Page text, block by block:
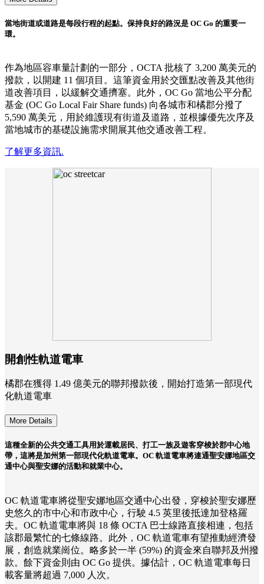
當地街道或道路是每段行程的起點。保持良好的路況是 OC Go 的重要一
環。
作為地區容車量計劃的一部分，OCTA 批核了 3,200 萬美元的
撥款，以開建 11 個項目。這筆資金用於交匯點改善及其他街
道改善項目，以緩解交通擠塞。此外，OC Go 當地公平分配
基金 (OC Go Local Fair Share funds) 向各城市和橘郡分撥了
5,590 萬美元，用於維護現有街道及道路，並根據優先次序及
當地城市的基礎設施需求開展其他交通改善工程。
了解更多資訊.
開創性軌道電車
橘郡在獲得 1.49 億美元的聯邦撥款後，開始打造第一部現代
化軌道電車
More Details
這種全新的公共交通工具用於運載居民、打工一族及遊客穿梭於郡中心地
帶，這將是加州第一部現代化軌道電車。OC 軌道電車將連通聖安娜地區交
通中心與聖安娜的活動和就業中心。
OC 軌道電車將從聖安娜地區交通中心出發，穿梭於聖安娜歷
史悠久的市中心和市政中心，行駛 4.5 英里後抵達加登格羅
夫。OC 軌道電車將與 18 條 OCTA 巴士線路直接相連，包括
該郡最繁忙的七條線路。此外，OC 軌道電車有望推動經濟發
展，創造就業崗位。略多於一半 (59%) 的資金來自聯邦及州撥
款。餘下資金則由 OC Go 提供。據估計，OC 軌道電車每日
載客量將超過 7,000 人次。